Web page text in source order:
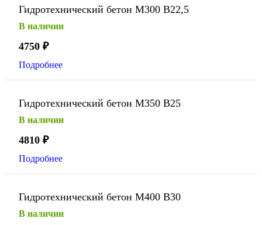
Гидротехнический бетон М300 В22,5
В наличии
4750 ₽
Подробнее
Гидротехнический бетон М350 В25
В наличии
4810 ₽
Подробнее
Гидротехнический бетон М400 В30
В наличии